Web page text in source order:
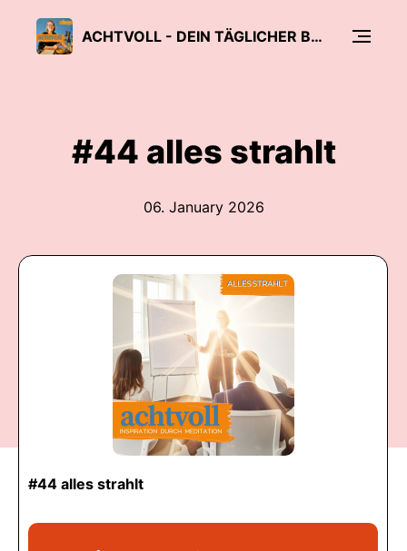
ACHTVOLL - DEIN TÄGLICHER BUSINESS-ATEMZUG
#44 alles strahlt
06. January 2026